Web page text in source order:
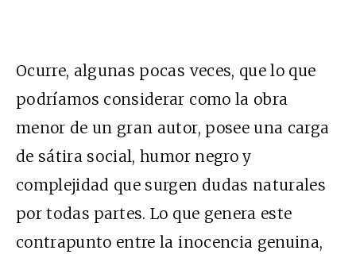
Ocurre, algunas pocas veces, que lo que
podríamos considerar como la obra
menor de un gran autor, posee una carga
de sátira social, humor negro y
complejidad que surgen dudas naturales
por todas partes. Lo que genera este
contrapunto entre la inocencia genuina,